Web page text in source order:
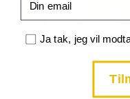
Samtykke
Ja tak, jeg vil